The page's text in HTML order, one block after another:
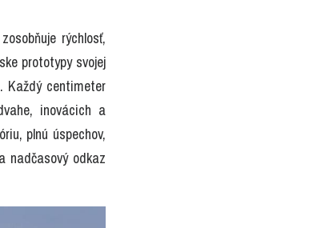
rýchlosť,
prototypy svojej
Každý centimeter
inovácich a
plnú úspechov,
nadčasový odkaz